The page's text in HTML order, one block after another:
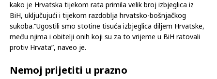
političkim raspravama.“Dragi moj Zahiragiću, vjerojatno si
zaboravio da bez hrvatske pomoći, Hrvatske vojske i HVO-a
danas ne bi bilo Bosne i Hercegovine”, napisao je. Dodao je
kako je Hrvatska tijekom rata primila velik broj izbjeglica iz
BiH, uključujući i tijekom razdoblja hrvatsko-bošnjačkog
među njima i obitelji onih koji su za to vrijeme u BiH ratovali